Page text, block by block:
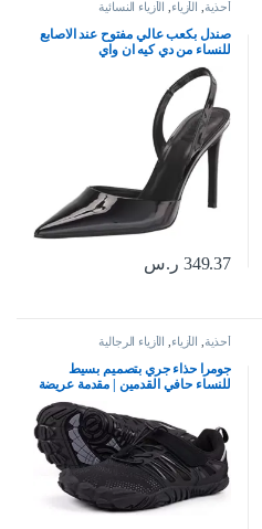
أحذية الأزياء الأزياء النسائية
صندل بكعب عالي مفتوح عند الاصابع
للنساء من دي كيه ان واي
349.37 ر.س
أحذية الأزياء الأزياء الرجالية
جومرا حذاء جري بتصميم بسيط
للنساء حافي القدمين | مقدمة عريضة